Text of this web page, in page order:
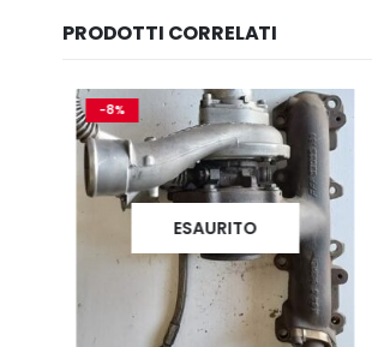
PRODOTTI CORRELATI
-8%
ESAURITO